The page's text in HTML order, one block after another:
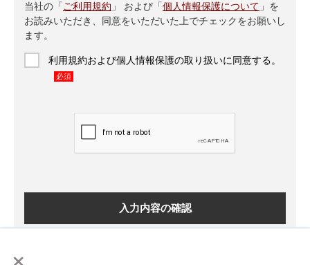
×
当社の「 ご利用規約 」 および「個人情報保護について 」を
お読みいただき、同意をいただいた上でチェックをお願いし
ます。
利用規約および個人情報保護の取り扱いに同意する。
必須